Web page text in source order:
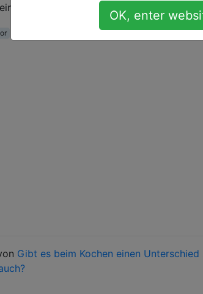
Gerichts aus? Was ist mit
Gibt es beim Kochen einen
OK, enter